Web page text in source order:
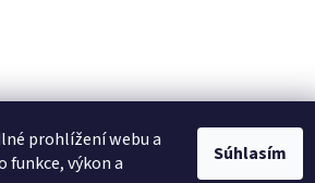
prohlížení webu a
funkce, výkon a
Súhlasím